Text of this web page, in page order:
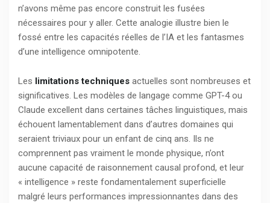
n’avons même pas encore construit les fusées
nécessaires pour y aller. Cette analogie illustre bien le
fossé entre les capacités réelles de l’IA et les fantasmes
d’une intelligence omnipotente.
Les limitations techniques actuelles sont nombreuses et
significatives. Les modèles de langage comme GPT-4 ou
Claude excellent dans certaines tâches linguistiques, mais
échouent lamentablement dans d’autres domaines qui
seraient triviaux pour un enfant de cinq ans. Ils ne
comprennent pas vraiment le monde physique, n’ont
aucune capacité de raisonnement causal profond, et leur
« intelligence » reste fondamentalement superficielle
malgré leurs performances impressionnantes dans des